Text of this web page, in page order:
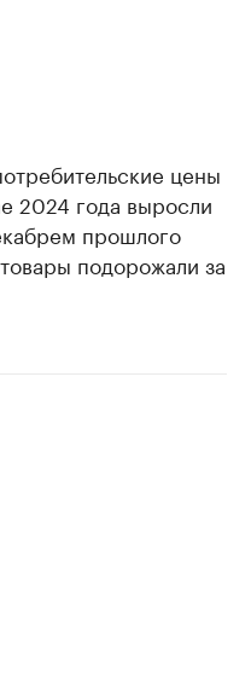
цены
2024 года выросли
прошлого
подорожали за